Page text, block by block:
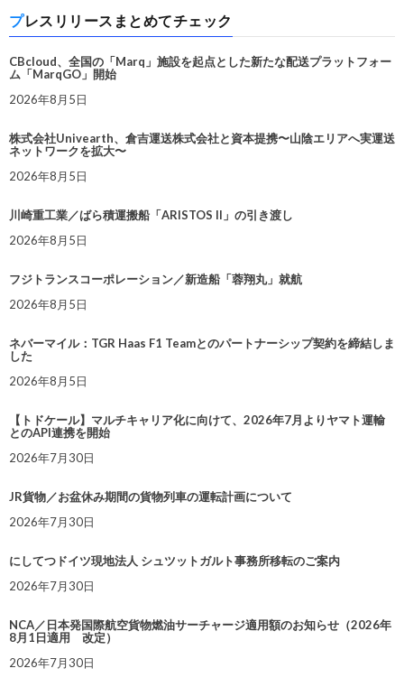
プレスリリースまとめてチェック
CBcloud、全国の「Marq」施設を起点とした新たな配送プラットフォー
ム「MarqGO」開始
2026年8月5日
株式会社Univearth、倉吉運送株式会社と資本提携〜山陰エリアへ実運送
ネットワークを拡大〜
2026年8月5日
川崎重工業／ばら積運搬船「ARISTOS II」の引き渡し
2026年8月5日
フジトランスコーポレーション／新造船「蓉翔丸」就航
2026年8月5日
ネバーマイル：TGR Haas F1 Teamとのパートナーシップ契約を締結しま
した
2026年8月5日
【トドケール】マルチキャリア化に向けて、2026年7月よりヤマト運輸
とのAPI連携を開始
2026年7月30日
JR貨物／お盆休み期間の貨物列車の運転計画について
2026年7月30日
にしてつドイツ現地法人 シュツットガルト事務所移転のご案内
2026年7月30日
NCA／日本発国際航空貨物燃油サーチャージ適用額のお知らせ（2026年
8月1日適用 改定）
2026年7月30日